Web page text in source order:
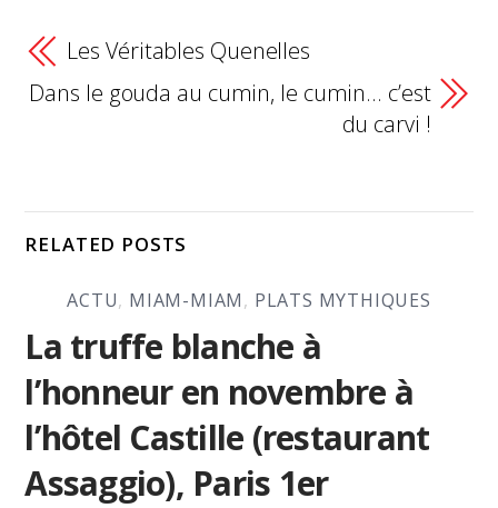
Les Véritables Quenelles
Dans le gouda au cumin, le cumin… c’est
du carvi !
RELATED POSTS
ACTU, MIAM-MIAM, PLATS MYTHIQUES
La truffe blanche à
l’honneur en novembre à
l’hôtel Castille (restaurant
Assaggio), Paris 1er